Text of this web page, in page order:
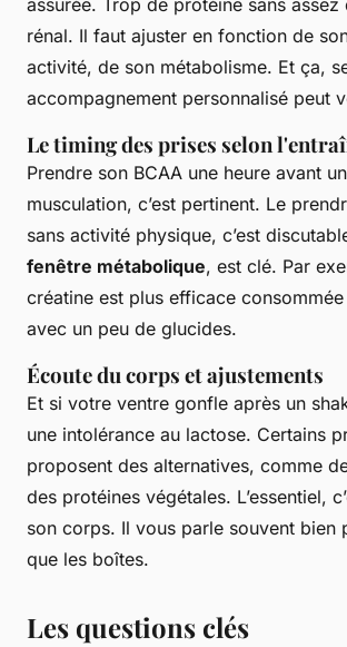
assurée. Trop de protéine sans assez
rénal. Il faut ajuster en fonction de
activité, de son métabolisme. Et ça,
accompagnement personnalisé peut
Le timing des prises selon
Prendre son BCAA une heure avant
musculation, c’est pertinent. Le
sans activité physique, c’est
fenêtre métabolique, est clé. Par
créatine est plus efficace consommée
avec un peu de glucides.
Écoute du corps et ajustements
Et si votre ventre gonfle après un
une intolérance au lactose. Certains
proposent des alternatives, comme
des protéines végétales. L’essentiel,
son corps. Il vous parle souvent bien
que les boîtes.
Les questions clés